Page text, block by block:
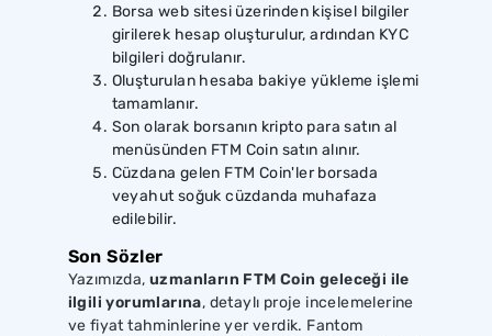
Borsa web sitesi üzerinden kişisel bilgiler
girilerek hesap oluşturulur, ardından KYC
bilgileri doğrulanır.
Oluşturulan hesaba bakiye yükleme işlemi
tamamlanır.
Son olarak borsanın kripto para satın al
menüsünden FTM Coin satın alınır.
Cüzdana gelen FTM Coin'ler borsada
veyahut soğuk cüzdanda muhafaza
edilebilir.
Son Sözler
Yazımızda, uzmanların FTM Coin geleceği ile
ilgili yorumlarına, detaylı proje incelemelerine
ve fiyat tahminlerine yer verdik. Fantom